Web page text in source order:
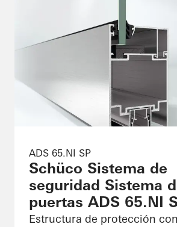
ADS 65.NI SP
Schüco Sistema de
seguridad Sistema
puertas ADS 65.NI
Estructura de protección